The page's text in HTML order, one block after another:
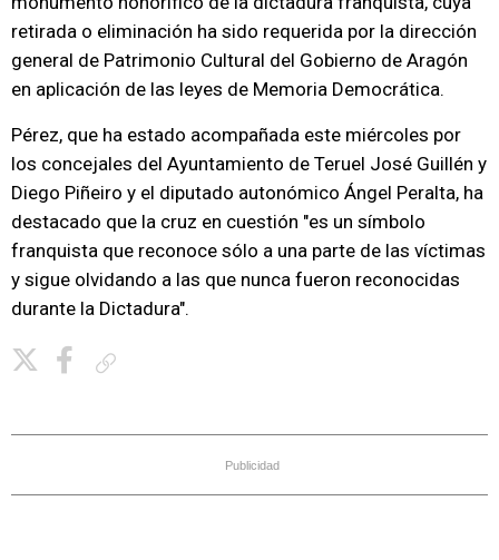
retirada o eliminación ha sido requerida por la dirección
general de Patrimonio Cultural del Gobierno de Aragón
en aplicación de las leyes de Memoria Democrática.
Pérez, que ha estado acompañada este miércoles por
los concejales del Ayuntamiento de Teruel José Guillén y
Diego Piñeiro y el diputado autonómico Ángel Peralta, ha
destacado que la cruz en cuestión "es un símbolo
franquista que reconoce sólo a una parte de las víctimas
y sigue olvidando a las que nunca fueron reconocidas
durante la Dictadura".
Publicidad